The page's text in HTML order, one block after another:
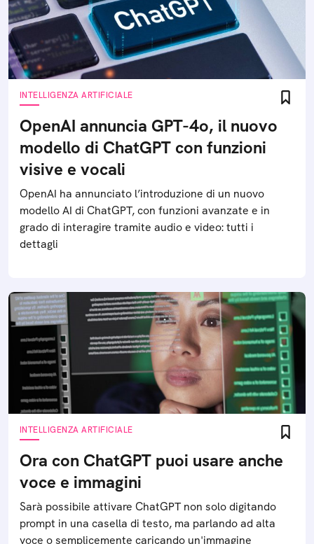
INTELLIGENZA ARTIFICIALE
OpenAI annuncia GPT-4o, il nuovo
modello di ChatGPT con funzioni
visive e vocali
OpenAI ha annunciato l’introduzione di un nuovo
modello AI di ChatGPT, con funzioni avanzate e in
grado di interagire tramite audio e video: tutti i
dettagli
INTELLIGENZA ARTIFICIALE
Ora con ChatGPT puoi usare anche
voce e immagini
Sarà possibile attivare ChatGPT non solo digitando
prompt in una casella di testo, ma parlando ad alta
voce o semplicemente caricando un'immagine